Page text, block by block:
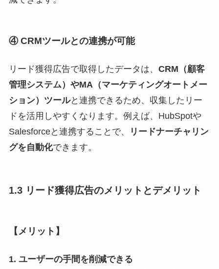
④ CRMツールとの連携が可能
リード獲得広告で取得したデータは、 CRM（顧客
管理システム）やMA（マーケティングオートメー
ション）ツールと連携できるため、収集したリー
ドを活用しやすくなります。例えば、HubSpotや
Salesforceと連携することで、
リードナーチャリン
グを自動化できます。
1.3 リード獲得広告のメリットとデメリット
【メリット】
1. ユーザーの手間を削減できる